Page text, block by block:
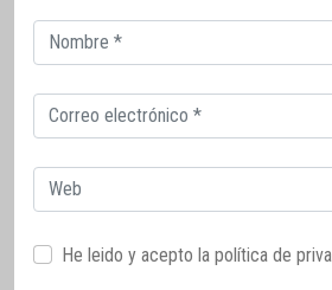
Correo
electrónico
Correo
electrónico
Web
He leido y acepto la política de